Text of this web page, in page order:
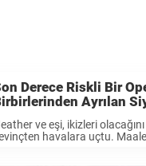
Derece Riskli Bir
Ayrılan
ve eşi, ikizleri
havalara uçtu.